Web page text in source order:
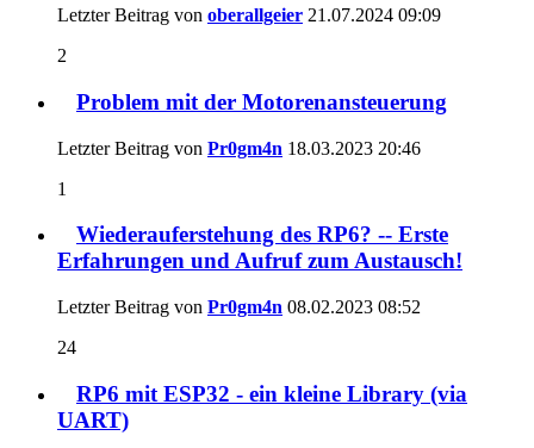
Letzter Beitrag von oberallgeier 21.07.2024 09:09
2
Problem mit der Motorenansteuerung
Letzter Beitrag von Pr0gm4n 18.03.2023 20:46
1
Wiederauferstehung des RP6? -- Erste
Erfahrungen und Aufruf zum Austausch!
Letzter Beitrag von Pr0gm4n 08.02.2023 08:52
24
RP6 mit ESP32 - ein kleine Library (via
UART)